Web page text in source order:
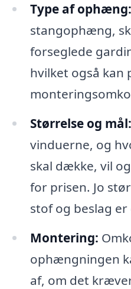
Type af ophæng:
stangophæng,
forseglede
hvilket også kan
Størrelse og mål:
vinduerne, og
skal dække, vil
for prisen. Jo
stof og beslag
Montering:
ophængningen
af, om det